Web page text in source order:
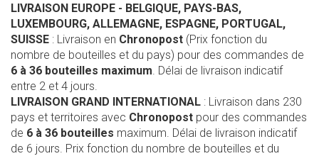
LIVRAISON EUROPE - BELGIQUE, PAYS-BAS,
LUXEMBOURG, ALLEMAGNE, ESPAGNE, PORTUGAL,
SUISSE : Livraison en Chronopost (Prix fonction du
nombre de bouteilles et du pays) pour des commandes de
6 à 36 bouteilles maximum . Délai de livraison indicatif
entre 2 et 4 jours.
LIVRAISON GRAND INTERNATIONAL : Livraison dans 230
pays et territoires avec Chronopost pour des commandes
de 6 à 36 bouteilles maximum. Délai de livraison indicatif
de 6 jours. Prix fonction du nombre de bouteilles et du